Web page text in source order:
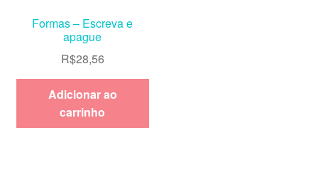
Formas – Escreva e
apague
R$28,56
Adicionar ao
carrinho